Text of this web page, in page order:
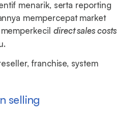
menarik, serta reporting
mempercepat market
direct sales costs
franchise, system
selling